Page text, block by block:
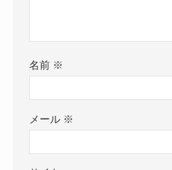
名前 ※
メール ※